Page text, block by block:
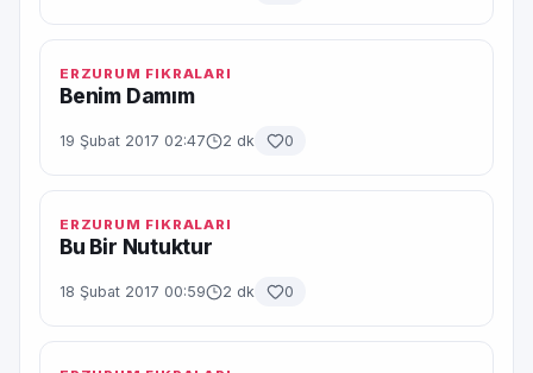
ERZURUM FIKRALARI
Benim Damım
19 Şubat 2017 02:47 2 dk 0
ERZURUM FIKRALARI
Bu Bir Nutuktur
18 Şubat 2017 00:59 2 dk 0